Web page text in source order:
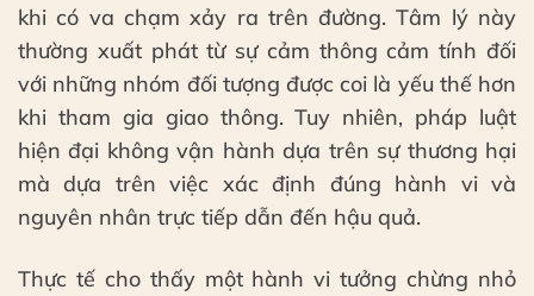
khi có va chạm xảy ra trên đường. Tâm lý này
thường xuất phát từ sự cảm thông cảm tính đối
với những nhóm đối tượng được coi là yếu thế hơn
khi tham gia giao thông. Tuy nhiên, pháp luật
hiện đại không vận hành dựa trên sự thương hại
mà dựa trên việc xác định đúng hành vi và
nguyên nhân trực tiếp dẫn đến hậu quả.
Thực tế cho thấy một hành vi tưởng chừng nhỏ